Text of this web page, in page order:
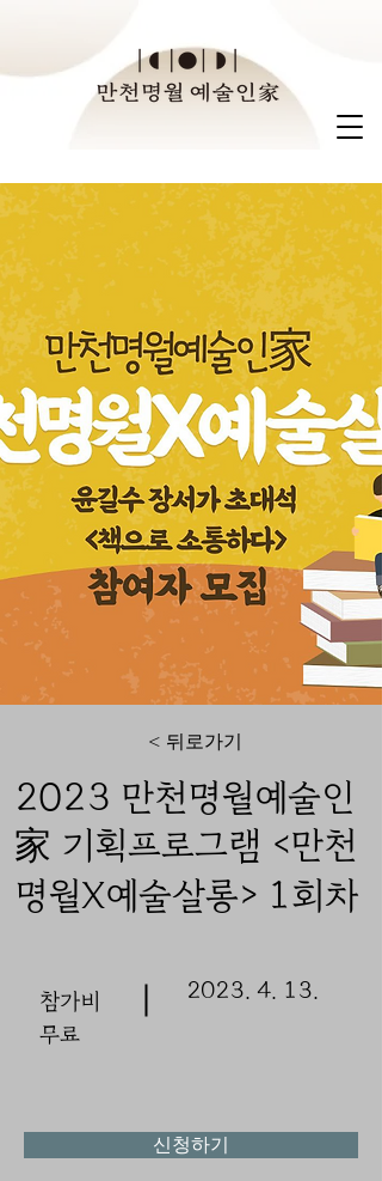
< 뒤로가기
2023 만천명월예술인
家 기획프로그램 <만천
명월X예술살롱> 1회차
참가비
무료
2023. 4. 13.
신청하기